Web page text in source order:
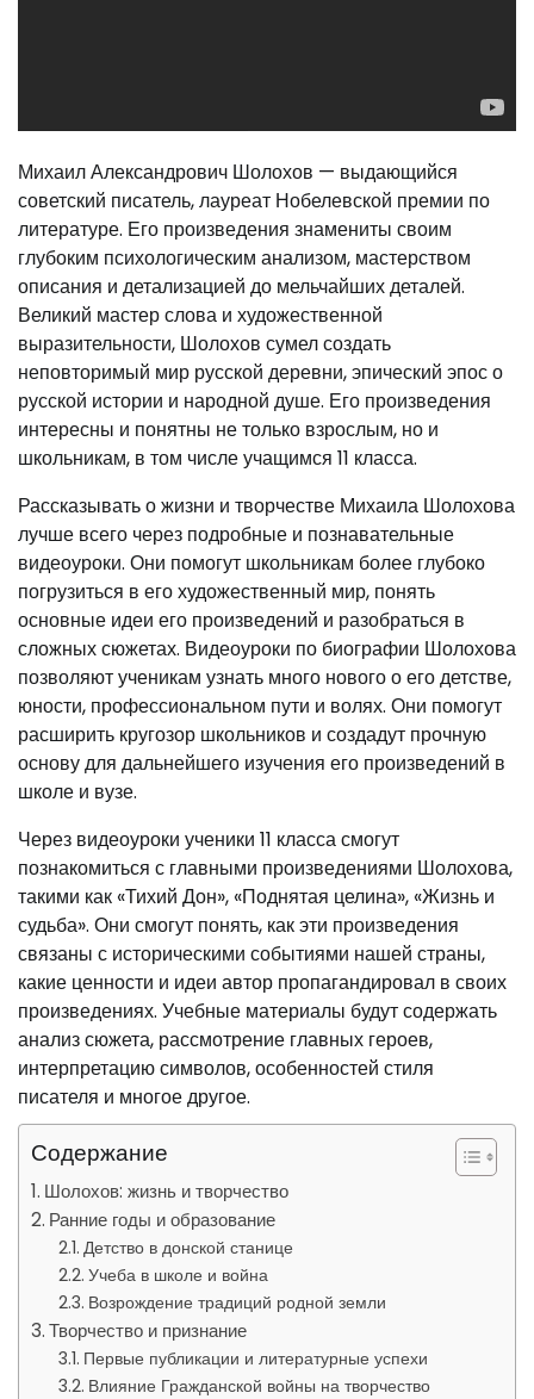
Михаил Александрович Шолохов — выдающийся
советский писатель, лауреат Нобелевской премии по
литературе. Его произведения знамениты своим
глубоким психологическим анализом, мастерством
описания и детализацией до мельчайших деталей.
Великий мастер слова и художественной
выразительности, Шолохов сумел создать
неповторимый мир русской деревни, эпический эпос о
русской истории и народной душе. Его произведения
интересны и понятны не только взрослым, но и
школьникам, в том числе учащимся 11 класса.
Рассказывать о жизни и творчестве Михаила Шолохова
лучше всего через подробные и познавательные
видеоуроки. Они помогут школьникам более глубоко
погрузиться в его художественный мир, понять
основные идеи его произведений и разобраться в
сложных сюжетах. Видеоуроки по биографии Шолохова
позволяют ученикам узнать много нового о его детстве,
юности, профессиональном пути и волях. Они помогут
расширить кругозор школьников и создадут прочную
основу для дальнейшего изучения его произведений в
школе и вузе.
Через видеоуроки ученики 11 класса смогут
познакомиться с главными произведениями Шолохова,
такими как «Тихий Дон», «Поднятая целина», «Жизнь и
судьба». Они смогут понять, как эти произведения
связаны с историческими событиями нашей страны,
какие ценности и идеи автор пропагандировал в своих
произведениях. Учебные материалы будут содержать
анализ сюжета, рассмотрение главных героев,
интерпретацию символов, особенностей стиля
писателя и многое другое.
Содержание
Шолохов: жизнь и творчество
Ранние годы и образование
Детство в донской станице
Учеба в школе и война
Возрождение традиций родной земли
Творчество и признание
Первые публикации и литературные успехи
Влияние Гражданской войны на творчество